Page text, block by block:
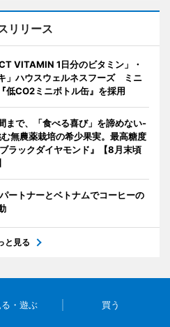
リリース
VITAMIN 1日分のビタミン」・
」ハウスウェルネスフーズ ミニ
低CO2ミニボトル缶』を採用
まで、「食べる喜び」を諦めない-
無農薬栽培の希少果実。最高糖度
ラックダイヤモンド』【8月末頃
ートナーとベトナムでコーヒーの
と見る
る・遊ぶ 買う